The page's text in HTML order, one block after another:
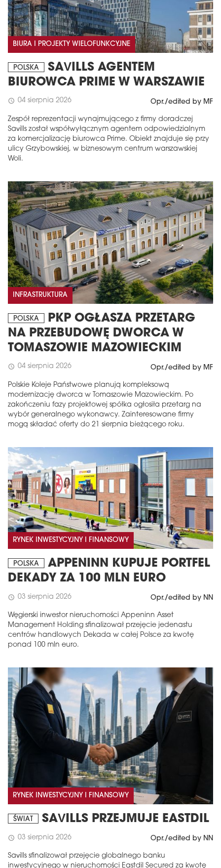
BIURA I PROJEKTY WIELOFUNKCYJNE
POLSKA
SAVILLS AGENTEM
BIUROWCA PRIME W WARSZAWIE
schedule 04 sierpnia 2026 Opr./edited by MF
Zespół reprezentacji wynajmującego z firmy doradczej
Savills został współwyłącznym agentem odpowiedzialnym
za komercjalizację biurowca Prime. Obiekt znajduje się przy
ulicy Grzybowskiej, w biznesowym centrum warszawskiej
Woli.
INFRASTRUKTURA
POLSKA
PKP OGŁASZA PRZETARG
NA PRZEBUDOWĘ DWORCA W
TOMASZOWIE MAZOWIECKIM
schedule 04 sierpnia 2026 Opr./edited by MF
Polskie Koleje Państwowe planują kompleksową
modernizację dworca w Tomaszowie Mazowieckim. Po
zakończeniu fazy projektowej spółka ogłosiła przetarg na
wybór generalnego wykonawcy. Zainteresowane firmy
mogą składać oferty do 21 sierpnia bieżącego roku.
RYNEK INWESTYCYJNY I FINANSOWY
POLSKA
APPENINN KUPUJE PORTFEL
DEKADY ZA 100 MLN EURO
schedule 03 sierpnia 2026 Opr./edited by NN
Węgierski inwestor nieruchomości Appeninn Asset
Management Holding sfinalizował przejęcie jedenastu
centrów handlowych Dekada w całej Polsce za kwotę
ponad 100 mln euro.
RYNEK INWESTYCYJNY I FINANSOWY
ŚWIAT SAVILLS PRZEJMUJE EASTDIL
schedule 03 sierpnia 2026 Opr./edited by NN
Savills sfinalizował przejęcie globalnego banku
inwestycyjnego w nieruchomości Eastdil Secured za kwotę